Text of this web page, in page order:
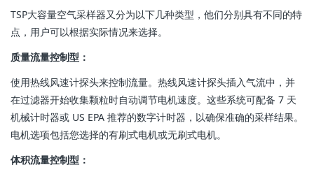
TSP大容量空气采样器又分为以下几种类型，他们分别具有不同的特
点，用户可以根据实际情况来选择。
质量流量控制型：
使用热线风速计探头来控制流量。热线风速计探头插入气流中，并
在过滤器开始收集颗粒时自动调节电机速度。这些系统可配备 7 天
机械计时器或 US EPA 推荐的数字计时器，以确保准确的采样结果。
电机选项包括您选择的有刷式电机或无刷式电机。
体积流量控制型：